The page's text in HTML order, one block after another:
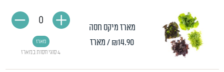
מארז מיקס חסה
₪14.90/ מארז
4 סוגי חסות במארז
מארז
0